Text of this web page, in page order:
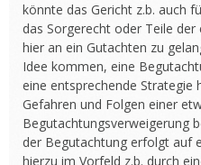
könnte das Gericht z.b. auch
das Sorgerecht oder Teile
hier an ein Gutachten zu
Idee kommen, eine
eine entsprechende Strategie
Gefahren und Folgen einer
Begutachtungsverweigerung
der Begutachtung erfolgt auf
hierzu im Vorfeld z.b. durch